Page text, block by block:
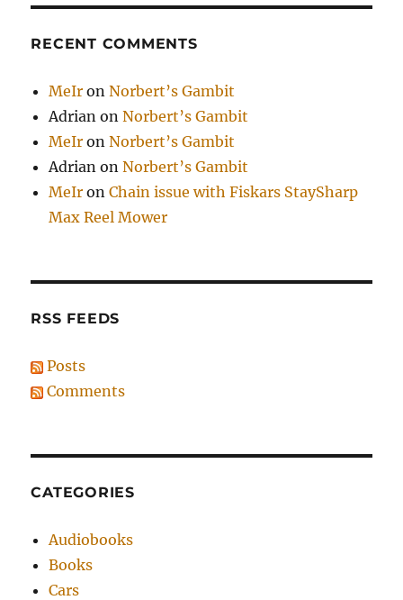
RECENT COMMENTS
MeIr onNorbert’s Gambit
Adrian onNorbert’s Gambit
MeIr onNorbert’s Gambit
Adrian onNorbert’s Gambit
MeIr onChain issue with Fiskars StaySharp
Max Reel Mower
RSS FEEDS
Posts
Comments
CATEGORIES
Audiobooks
Books
Cars